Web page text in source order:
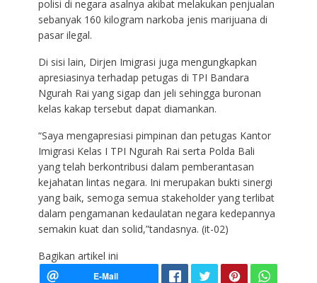
polisi di negara asalnya akibat melakukan penjualan
sebanyak 160 kilogram narkoba jenis marijuana di
pasar ilegal.
Di sisi lain, Dirjen Imigrasi juga mengungkapkan
apresiasinya terhadap petugas di TPI Bandara
Ngurah Rai yang sigap dan jeli sehingga buronan
kelas kakap tersebut dapat diamankan.
“Saya mengapresiasi pimpinan dan petugas Kantor
Imigrasi Kelas I TPI Ngurah Rai serta Polda Bali
yang telah berkontribusi dalam pemberantasan
kejahatan lintas negara. Ini merupakan bukti sinergi
yang baik, semoga semua stakeholder yang terlibat
dalam pengamanan kedaulatan negara kedepannya
semakin kuat dan solid,”tandasnya. (it-02)
Bagikan artikel ini